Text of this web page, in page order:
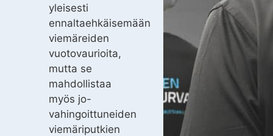
yleisesti
ennaltaehkäisemään
viemäreiden
vuotovaurioita,
mutta se
mahdollistaa
myös jo-
vahingoittuneiden
viemäriputkien